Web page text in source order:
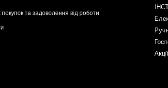
та задоволення від роботи
Акції